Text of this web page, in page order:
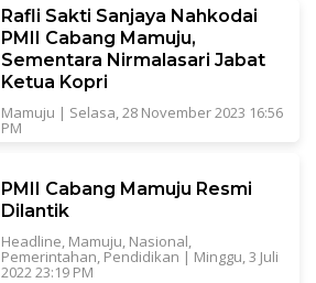
Rafli Sakti Sanjaya Nahkodai
PMII Cabang Mamuju,
Sementara Nirmalasari Jabat
Ketua Kopri
Mamuju | Selasa, 28 November 2023 16:56
PM
PMII Cabang Mamuju Resmi
Dilantik
Headline, Mamuju, Nasional,
Pemerintahan, Pendidikan | Minggu, 3 Juli
2022 23:19 PM